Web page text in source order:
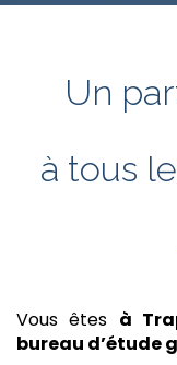
Un
à tous
Vous êtes à
bureau d’étude